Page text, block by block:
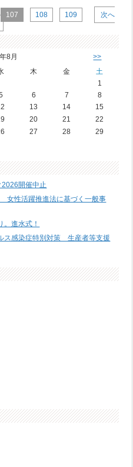
107 108 109
次へ
8月 >>
木 金
土
1
6 7
8
13 14
15
20 21
22
27 28
29
開催中止
性活躍推進法に基づく一般事
進水式！
感染症特別対策 生産者等支援